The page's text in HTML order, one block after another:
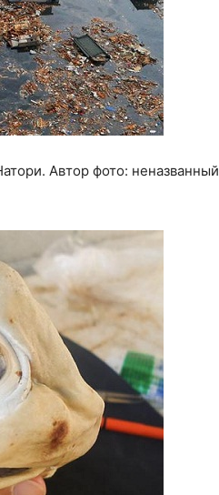
Автор фото: неназванный